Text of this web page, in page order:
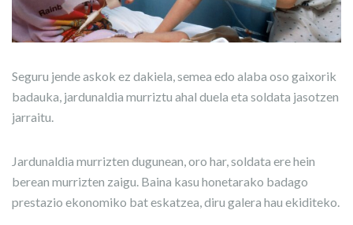
Seguru jende askok ez dakiela, semea edo alaba oso gaixorik
badauka, jardunaldia murriztu ahal duela eta soldata jasotzen
jarraitu.
Jardunaldia murrizten dugunean, oro har, soldata ere hein
berean murrizten zaigu. Baina kasu honetarako badago
prestazio ekonomiko bat eskatzea, diru galera hau ekiditeko.